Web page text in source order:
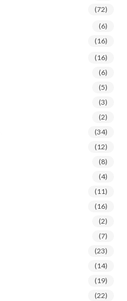
(72)
(6)
(16)
(16)
(6)
(5)
(3)
(2)
(34)
(12)
(8)
(4)
(11)
(16)
(2)
(7)
(23)
(14)
(19)
(22)